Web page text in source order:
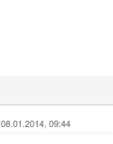
08.01.2014, 09:44